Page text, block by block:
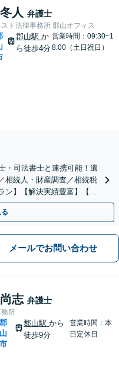
人 弁護士
ト法律事務所 郡山オフィス
郡山駅か
ら徒歩4分
営業時間：09:30~1
8:00（土日祝日）
・司法書士と連携可能！遺
相続人・財産調査／相続税
】【解決実績豊富】【電
メールでお問い合わせ
志 弁護士
所
郡
市
郡山駅から
徒歩9分
営業時間：本
日定休日